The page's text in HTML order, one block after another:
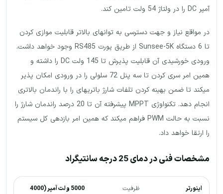
آمپر DC را در ولتاژ 54 ولت تامین کند.
در مواقع نیاز و جهت دسترسی به توانهای بالاتر قابلیت موازی کردن
تا 6 دستگاه Sunsee-5K از طریق پورت RS485 وجود خواهد داشت.
ورودی خورشیدی آن قابلیت پذیرش تا 145 ولت DC را داشته و
همین امر سری کردن تا سه پنل 72 سلولی را در ورودی امکان پذیر
میکند تا ضمن بهینه کردن تلفات شارژ باتریهای را با راندمان بالاتری
انجام دهد. تکنواوژی MPPT پیشرفته آن تا 20 درصد راندمان شارژ را
نسبت به حالت PWM فراهم میکند که همین امر بازدهی کل سیستم
را ارتقا خواهد داد.
مشخصات فنی در دمای 25 درجه سانتیگراد
اینورتر ظرفیت
5000 ولت آمپر (4000